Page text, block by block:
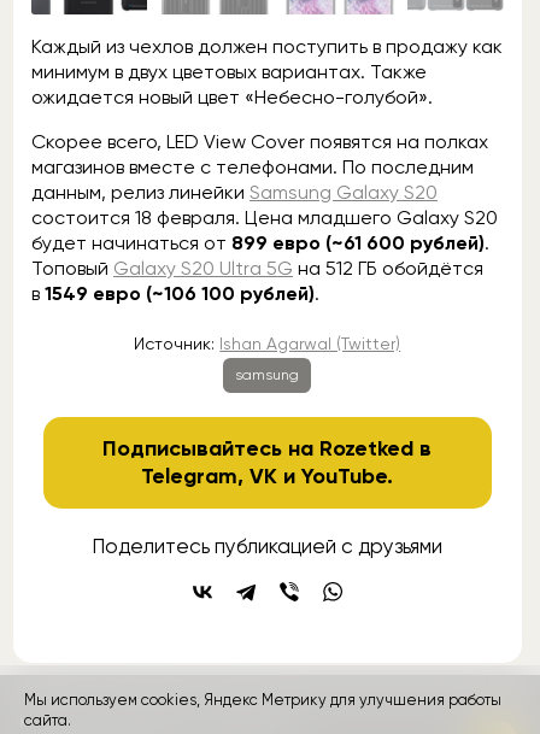
Каждый из чехлов должен поступить в продажу как
минимум в двух цветовых вариантах. Также
ожидается новый цвет «Небесно-голубой».
Скорее всего, LED View Cover появятся на полках
магазинов вместе с телефонами. По последним
данным, релиз линейки Samsung Galaxy S20
состоится 18 февраля. Цена младшего Galaxy S20
будет начинаться от 899 евро (~61 600 рублей).
Топовый Galaxy S20 Ultra 5G на 512 ГБ обойдётся
в 1549 евро (~106 100 рублей).
Источник: Ishan Agarwal (Twitter)
samsung
Подписывайтесь на Rozetked в
Telegram,VK иYouTube.
Поделитесь публикацией с друзьями
контакты
Мы используем cookies, Яндекс Метрику для улучшения работы
сайта.